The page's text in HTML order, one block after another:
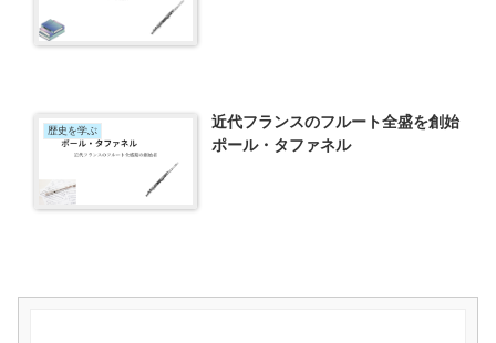
歴史を学ぶ
近代フランスのフルート全盛を創始
ポール・タファネル